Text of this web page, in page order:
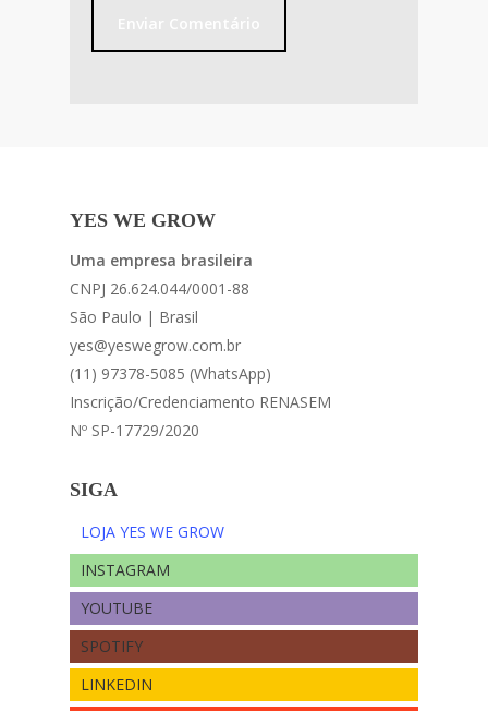
YES WE GROW
Uma empresa brasileira
CNPJ 26.624.044/0001-88
São Paulo | Brasil
yes@yeswegrow.com.br
(11) 97378-5085 (WhatsApp)
Inscrição/Credenciamento RENASEM
Nº SP-17729/2020
SIGA
LOJA YES WE GROW
INSTAGRAM
YOUTUBE
SPOTIFY
LINKEDIN